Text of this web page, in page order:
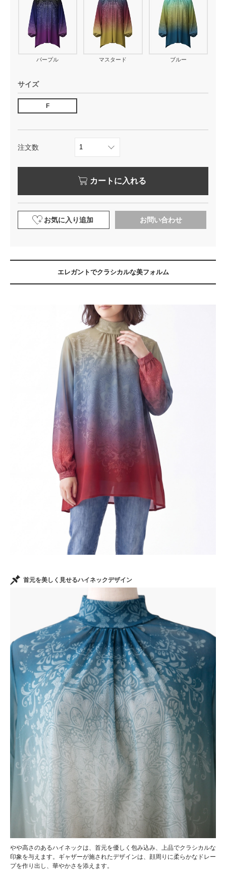
パープル マスタード ブルー
サイズ
F
注文数
カートに入れる
お気に入り追加 お問い合わせ
エレガントでクラシカルな美フォルム
首元を美しく見せるハイネックデザイン
やや高さのあるハイネックは、首元を優しく包み込み、上品でクラシカルな
印象を与えます。ギャザーが施されたデザインは、顔周りに柔らかなドレー
プを作り出し、華やかさを添えます。